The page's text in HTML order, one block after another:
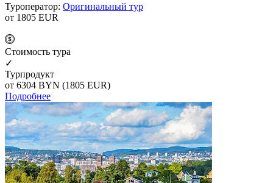
Туроператор: Оригинальный тур
от 1805 EUR
Cтоимость тура
✓
Турпродукт
от 6304 BYN (1805 EUR)
Подробнее